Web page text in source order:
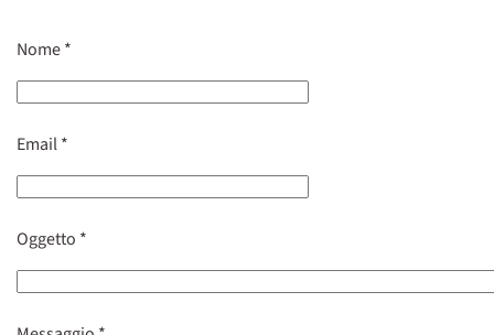
Nome*
Email*
Oggetto *